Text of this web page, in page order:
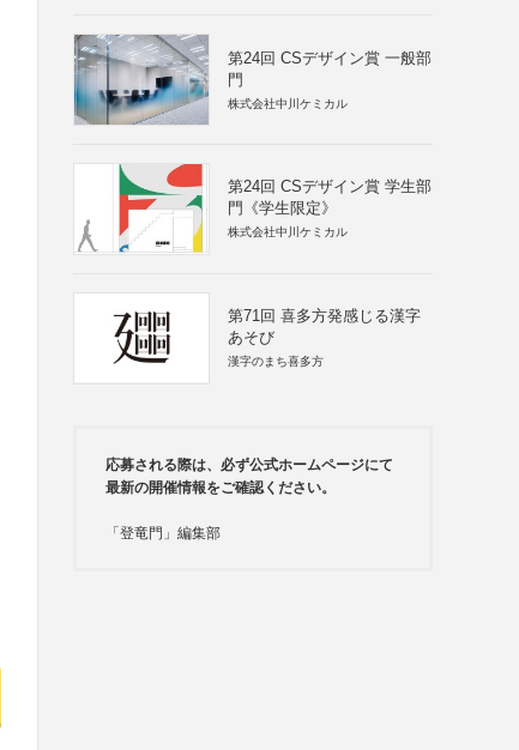
第24回 CSデザイン賞 一般部
門
株式会社中川ケミカル
第24回 CSデザイン賞 学生部
門《学生限定》
株式会社中川ケミカル
第71回 喜多方発感じる漢字
あそび
漢字のまち喜多方
応募される際は、必ず公式ホームページにて
最新の開催情報をご確認ください。
「登竜門」編集部